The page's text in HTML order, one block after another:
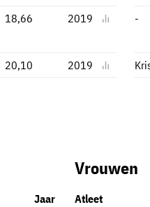
18,66 2019 -
20,10 2019
Vrouwen
Jaar
Atleet